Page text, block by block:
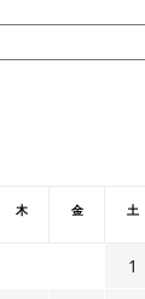
木 金 土
1